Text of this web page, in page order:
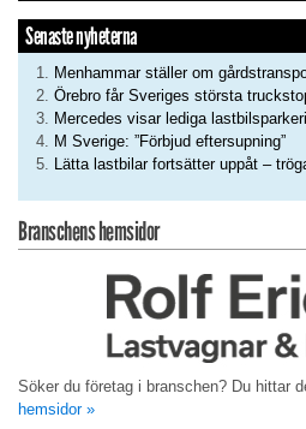
Senaste nyheterna
Menhammar ställer om
Örebro får Sveriges största
Mercedes visar lediga
M Sverige: ”Förbjud eftersupning”
Lätta lastbilar fortsätter uppåt –
Branschens hemsidor
Söker du företag i branschen? Du hittar
hemsidor »